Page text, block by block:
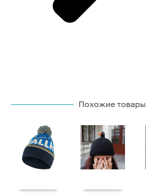
Похожие товары